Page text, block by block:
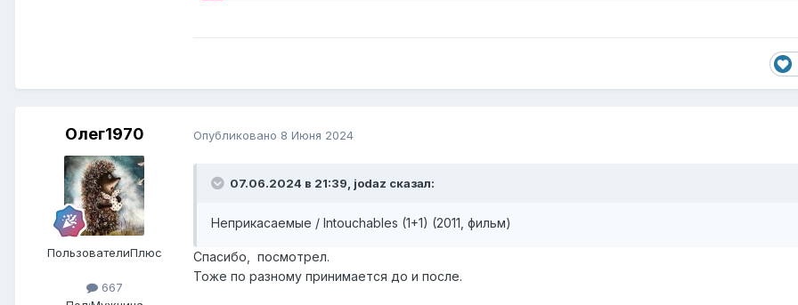
Олег1970
ПользователиПлюс
667
Опубликовано 8 Июня 2024
07.06.2024 в 21:39, jodaz сказал:
Неприкасаемые / Intouchables (1+1) (2011, фильм)
Спасибо, посмотрел.
Тоже по разному принимается до и после.